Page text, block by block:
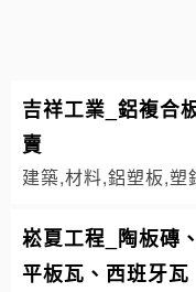
吉祥工業_鋁複合
賣
建築,材料,鋁塑板,塑
崧夏工程_陶板磚
平板瓦、西班牙瓦